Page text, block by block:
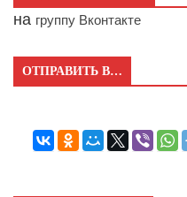
на группу Вконтакте
ОТПРАВИТЬ В…